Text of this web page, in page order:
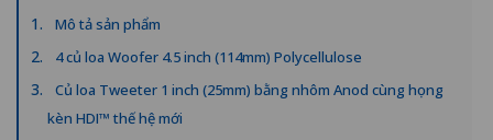
Mô tả sản phẩm
4 củ loa Woofer 4.5 inch (114mm) Polycellulose
Củ loa Tweeter 1 inch (25mm) bằng nhôm Anod cùng họng
kèn HDI™ thế hệ mới